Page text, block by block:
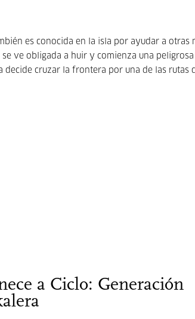
es conocida en la isla por ayudar a otras
ve obligada a huir y comienza una peligrosa
decide cruzar la frontera por una de las rutas
a Ciclo: Generación